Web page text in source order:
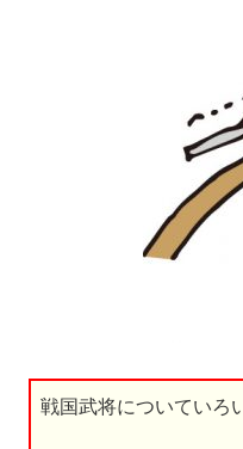
戦国武将についていろ